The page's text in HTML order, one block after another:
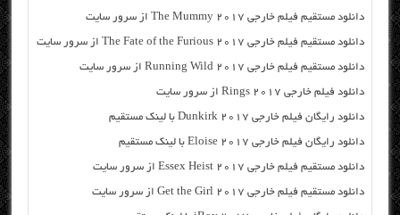
دانلود مستقیم فیلم خارجی The Mummy 2017 از سرور سایت
دانلود مستقیم فیلم خارجی The Fate of the Furious 2017 از سرور سایت
دانلود مستقیم فیلم خارجی Running Wild 2017 از سرور سایت
دانلود فیلم خارجی Rings 2017 از سرور سایت
دانلود رایگان فیلم خارجی Dunkirk 2017 با لینک مستقیم
دانلود رایگان فیلم خارجی Eloise 2017 با لینک مستقیم
دانلود مستقیم فیلم خارجی Essex Heist 2017 از سرور سایت
دانلود مستقیم فیلم خارجی Get the Girl 2017 از سرور سایت